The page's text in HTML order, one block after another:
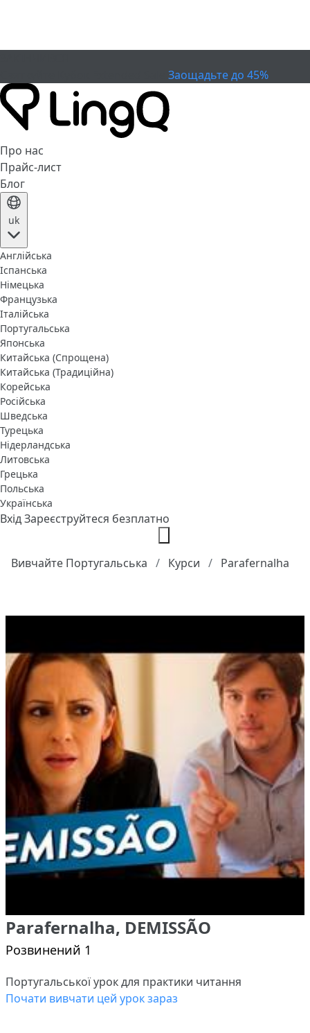
Заощадьте до 45%
Про нас
Прайс-лист
Блог
uk
Англійська
Іспанська
Німецька
Французька
Італійська
Португальська
Японська
Китайська (Спрощена)
Китайська (Традиційна)
Корейська
Російська
Шведська
Турецька
Нідерландська
Литовська
Грецька
Польська
Українська
ВхідЗареєструйтеся безплатно
Вивчайте Португальська Курси Parafernalha
Parafernalha, DEMISSÃO
Розвинений 1
Португальської урок для практики читання
Почати вивчати цей урок зараз